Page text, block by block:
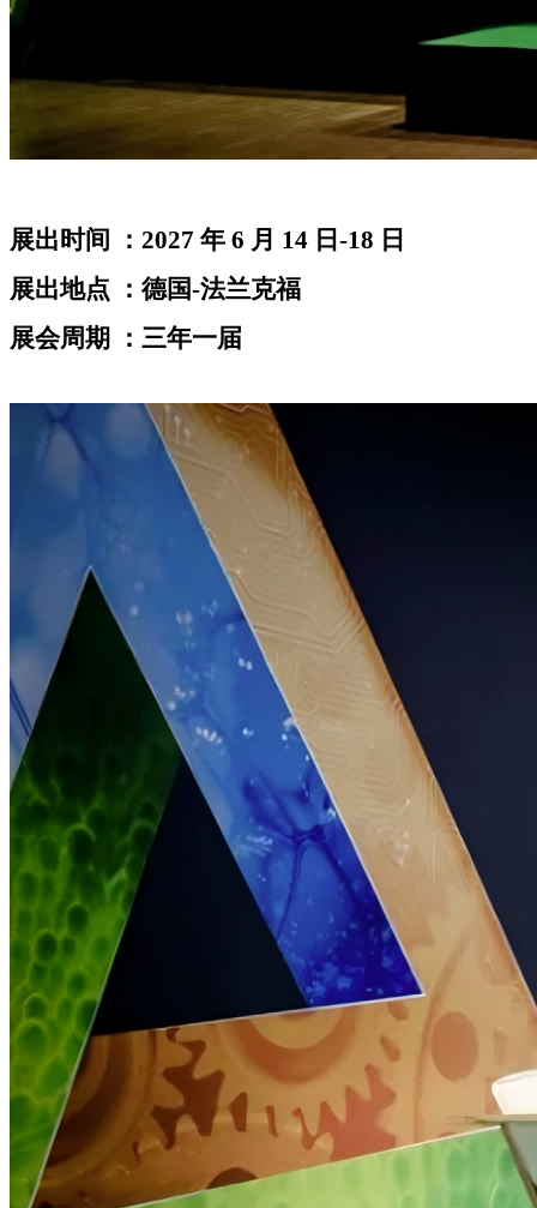
展出时间 ：2027 年 6 月 14 日-18 日
展出地点 ：德国-法兰克福
展会周期 ：三年一届